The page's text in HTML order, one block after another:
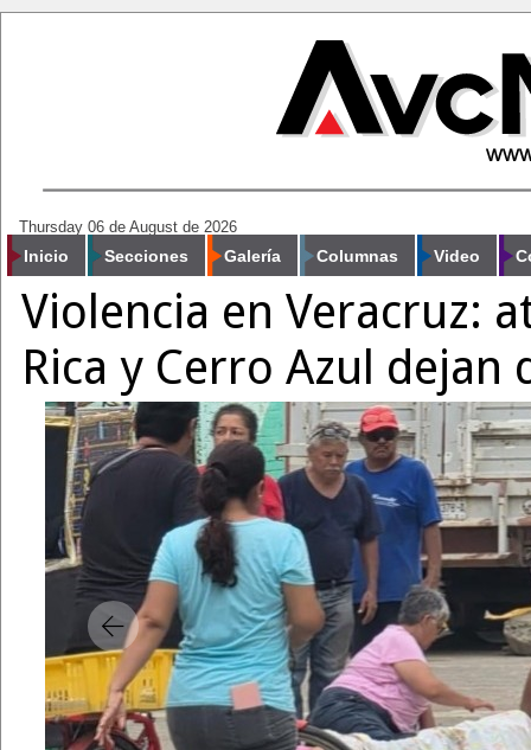
Thursday 06 de August de 2026
Inicio Secciones Galería Columnas Video
Violencia en Veracruz:
Rica y Cerro Azul dejan